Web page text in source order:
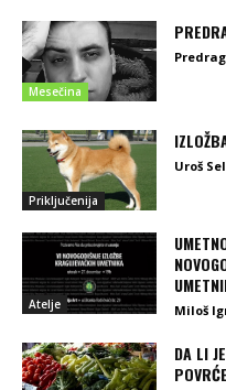
Mesečina
Priključenija
Uroš
Atelje Miloš
DA LI